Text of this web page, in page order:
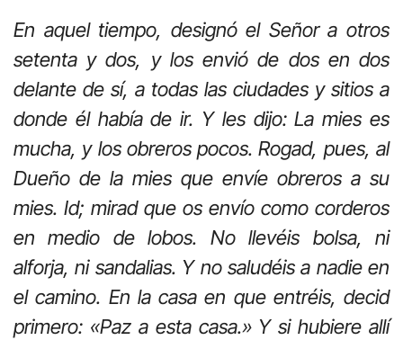
En aquel tiempo, designó el Señor a otros
setenta y dos, y los envió de dos en dos
delante de sí, a todas las ciudades y sitios a
donde él había de ir. Y les dijo: La mies es
mucha, y los obreros pocos. Rogad, pues, al
Dueño de la mies que envíe obreros a su
mies. Id; mirad que os envío como corderos
en medio de lobos. No llevéis bolsa, ni
alforja, ni sandalias. Y no saludéis a nadie en
el camino. En la casa en que entréis, decid
primero: «Paz a esta casa.» Y si hubiere allí